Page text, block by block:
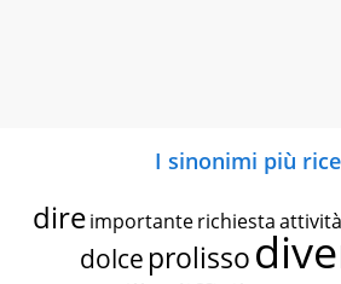
I sinonimi più
dire importante richiestaattività
dolce prolisso